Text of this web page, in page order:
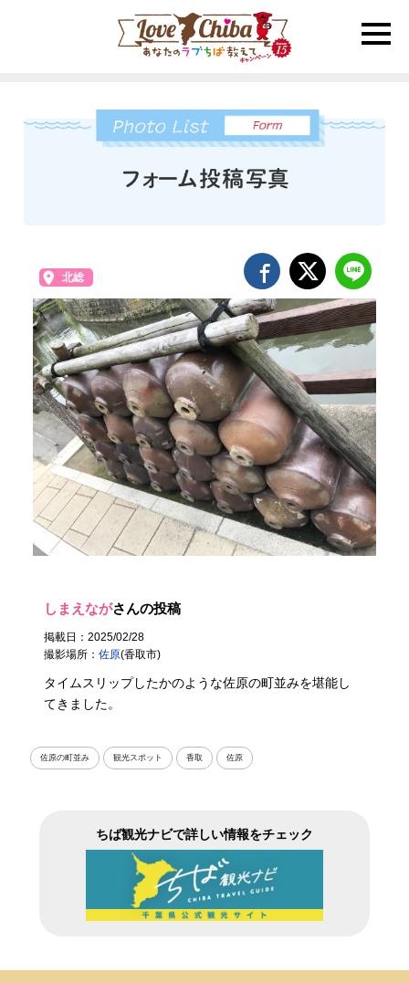
toggle
北総
しまえながさんの投稿
掲載日：2025/02/28
撮影場所：佐原(香取市)
タイムスリップしたかのような佐原の町並みを堪能し
てきました。
佐原の町並み 観光スポット 香取 佐原
ちば観光ナビで詳しい情報をチェック